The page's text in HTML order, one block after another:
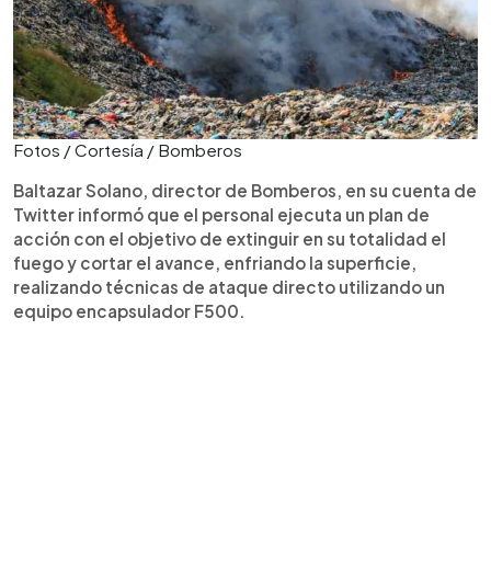
Fotos / Cortesía / Bomberos
Baltazar Solano, director de Bomberos, en su cuenta de
Twitter informó que el personal ejecuta un plan de
acción con el objetivo de extinguir en su totalidad el
fuego y cortar el avance, enfriando la superficie,
realizando técnicas de ataque directo utilizando un
equipo encapsulador F500.